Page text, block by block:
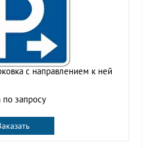
с направлением к ней
запросу